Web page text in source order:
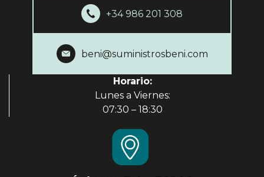
+34 986 201 308
beni@suministrosbeni.com
Horario:
Lunes a Viernes:
07:30 – 18:30